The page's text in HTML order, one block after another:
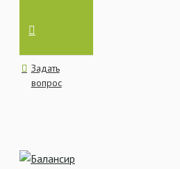
Задать
вопрос